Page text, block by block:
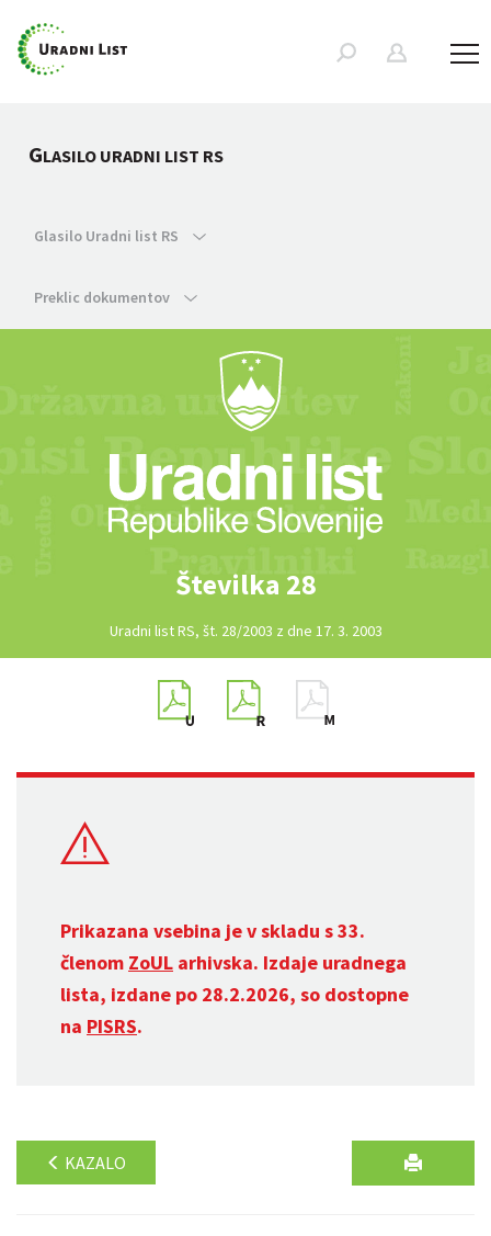
GLASILO URADNI LIST RS
Glasilo Uradni list RS
Preklic dokumentov
Številka 28
Uradni list RS, št. 28/2003 z dne 17. 3. 2003
Prikazana vsebina je v skladu s 33.
členom ZoUL arhivska. Izdaje uradnega
lista, izdane po 28.2.2026, so dostopne
na PISRS.
KAZALO